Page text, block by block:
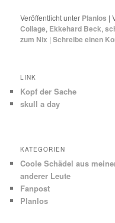
Veröffentlicht unter Planlos |
Collage, Ekkehard Beck,
zum Nix |Schreibe einen
LINK
Kopf der Sache
skull a day
KATEGORIEN
Coole Schädel aus
anderer Leute
Fanpost
Planlos